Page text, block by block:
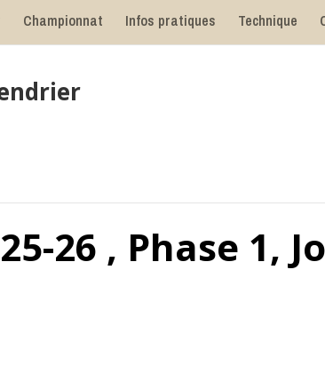
Championnat Infos pratiques Technique
26 , Phase 1,